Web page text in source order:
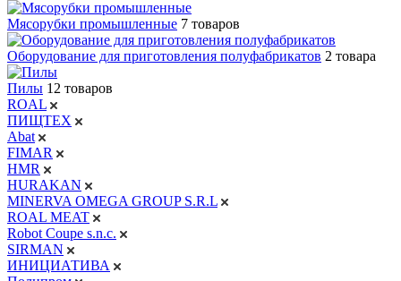
Мясорубки промышленные 7 товаров
Оборудование для приготовления полуфабрикатов 2 товара
Пилы 12 товаров
ROAL
ПИЩТЕХ
Abat
FIMAR
HMR
HURAKAN
MINERVA OMEGA GROUP S.R.L
ROAL MEAT
Robot Coupe s.n.c.
SIRMAN
ИНИЦИАТИВА